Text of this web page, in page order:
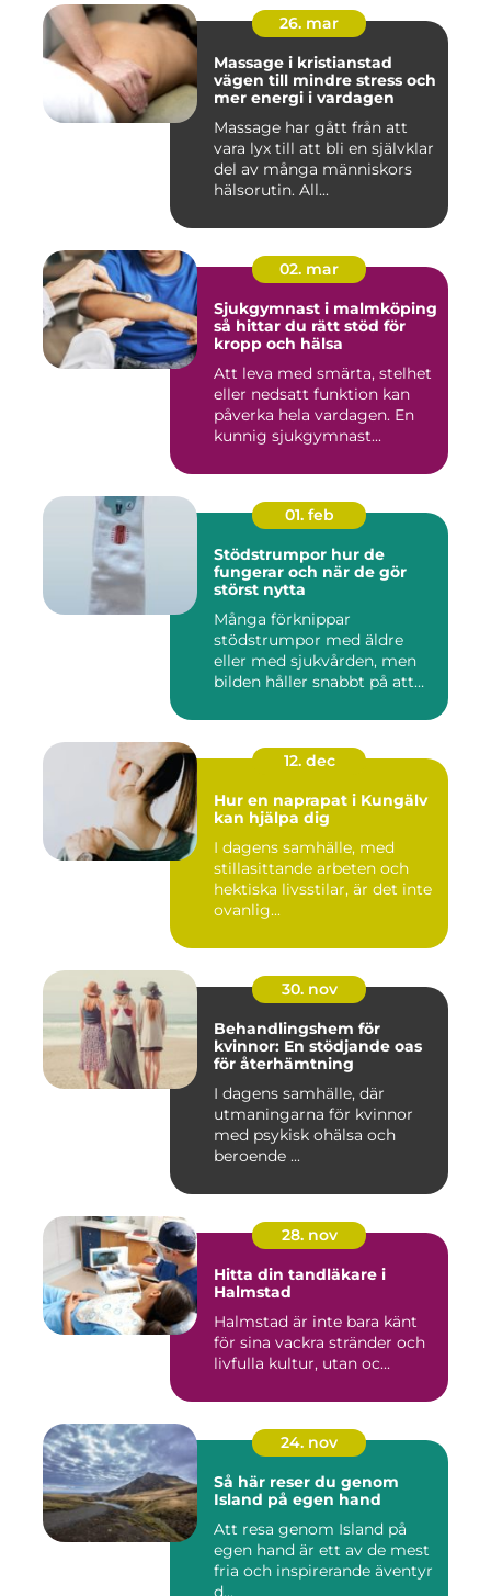
26. mar
Massage i kristianstad
vägen till mindre stress och
mer energi i vardagen
Massage har gått från att
vara lyx till att bli en självklar
del av många människors
hälsorutin. All...
02. mar
Sjukgymnast i malmköping
så hittar du rätt stöd för
kropp och hälsa
Att leva med smärta, stelhet
eller nedsatt funktion kan
påverka hela vardagen. En
kunnig sjukgymnast...
01. feb
Stödstrumpor hur de
fungerar och när de gör
störst nytta
Många förknippar
stödstrumpor med äldre
eller med sjukvården, men
bilden håller snabbt på att
12. dec
Hur en naprapat i Kungälv
kan hjälpa dig
I dagens samhälle, med
stillasittande arbeten och
hektiska livsstilar, är det inte
ovanlig...
30. nov
Behandlingshem för
kvinnor: En stödjande oas
för återhämtning
I dagens samhälle, där
utmaningarna för kvinnor
med psykisk ohälsa och
beroende ...
28. nov
Hitta din tandläkare i
Halmstad
Halmstad är inte bara känt
för sina vackra stränder och
livfulla kultur, utan oc...
24. nov
Så här reser du genom
Island på egen hand
Att resa genom Island på
egen hand är ett av de mest
fria och inspirerande äventyr
d...